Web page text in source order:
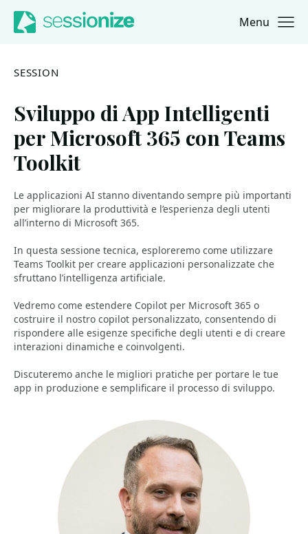
Jump to navigation
Jump to content Menu
SESSION
Sviluppo di App Intelligenti
per Microsoft 365 con Teams
Toolkit
Le applicazioni AI stanno diventando sempre più importanti
per migliorare la produttività e l’esperienza degli utenti
all’interno di Microsoft 365.
In questa sessione tecnica, esploreremo come utilizzare
Teams Toolkit per creare applicazioni personalizzate che
sfruttano l’intelligenza artificiale.
Vedremo come estendere Copilot per Microsoft 365 o
costruire il nostro copilot personalizzato, consentendo di
rispondere alle esigenze specifiche degli utenti e di creare
interazioni dinamiche e coinvolgenti.
Discuteremo anche le migliori pratiche per portare le tue
app in produzione e semplificare il processo di sviluppo.